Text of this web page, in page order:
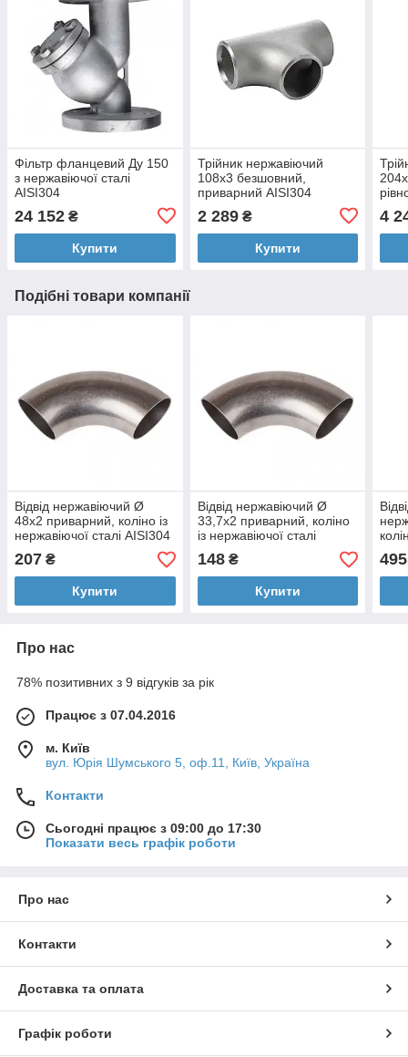
Фільтр фланцевий Ду 150
з нержавіючої сталі
AISI304
24 152 ₴
Купити
Трійник нержавіючий
108х3 безшовний,
приварний AISI304
2 289₴
Купити
4
Подібні товари компанії
Відвід нержавіючий Ø
48х2 приварний, коліно із
нержавіючої сталі AISI304
207 ₴
Купити
Відвід нержавіючий Ø
33,7х2 приварний, коліно
із нержавіючої сталі
AISI304
148₴
Купити
495
Про нас
78% позитивних з 9 відгуків за рік
Працює з 07.04.2016
м. Київ
вул. Юрія Шумського 5, оф.11, Київ, Україна
Контакти
Сьогодні працює з 09:00 до 17:30
Показати весь графік роботи
Про нас
Контакти
Доставка та оплата
Графік роботи